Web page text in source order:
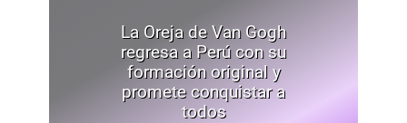
La Oreja de Van Gogh
regresa a Perú con su
formación original y
promete conquistar a
todos